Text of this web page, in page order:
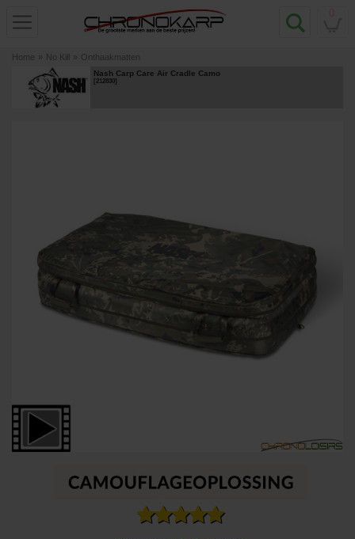
Home » No Kill » Onthaakmatten
Nash Carp Care Air Cradle Camo
[212830]